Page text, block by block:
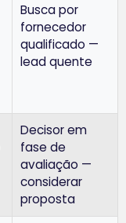
Busca por
fornecedor
qualificado —
lead quente
Decisor em
fase de
avaliação —
considerar
proposta